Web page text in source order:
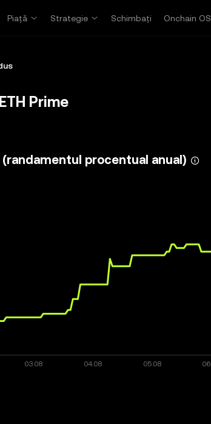
Piață Strategie Schimbați Onchain OS
Prime
(randamentul procentual anual)